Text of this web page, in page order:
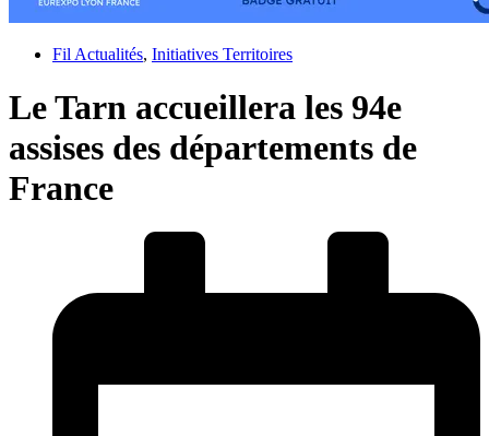
Fil Actualités, Initiatives Territoires
Le Tarn accueillera les 94e
assises des départements de
France